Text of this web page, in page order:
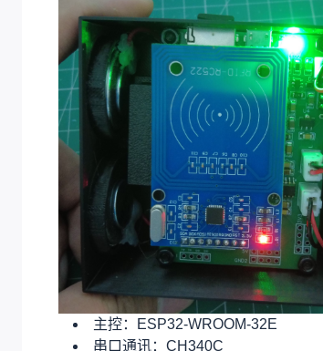
主控：ESP32-WROOM-32E
串口通讯：CH340C